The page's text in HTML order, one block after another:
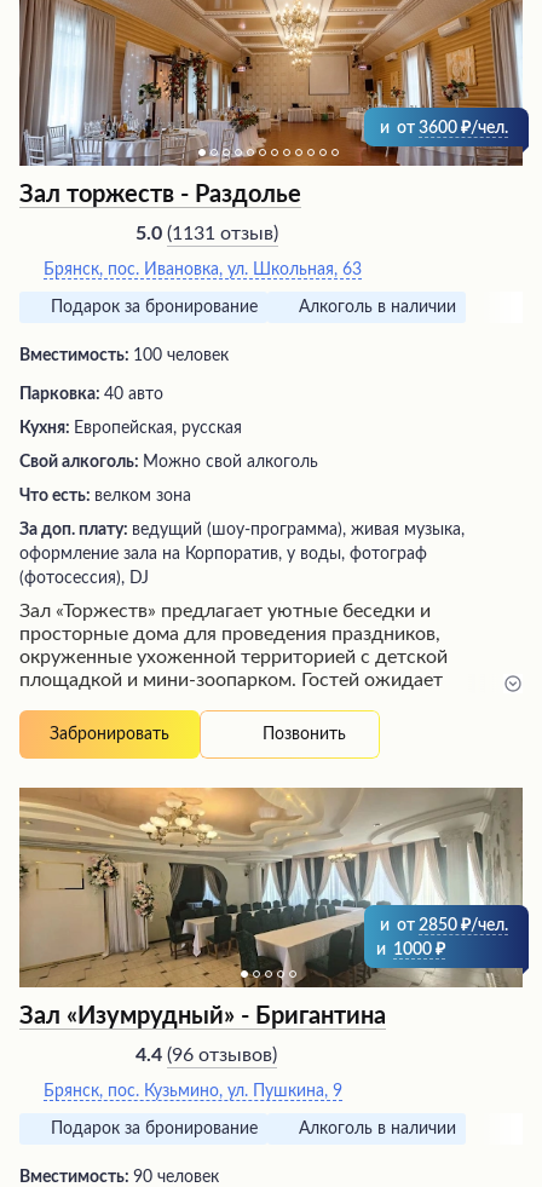
и от 3600 /чел.
Зал торжеств - Раздолье
5.0 (1131 отзыв)
Брянск, пос. Ивановка, ул. Школьная, 63
Подарок за бронирование Алкоголь в наличии
Вместимость: 100 человек
Парковка: 40 авто
Кухня: Европейская, русская
Свой алкоголь: Можно свой алкоголь
Что есть: велком зона
За доп. плату: ведущий (шоу-программа), живая музыка,
оформление зала на Корпоратив, у воды, фотограф
(фотосессия), DJ
Зал «Торжеств» предлагает уютные беседки и
просторные дома для проведения праздников,
окруженные ухоженной территорией с детской
площадкой и мини-зоопарком. Гостей ожидает
аккуратность в помещениях. Особым преимуществом
является наличие мангальной зоны с бесплатным
Посетители отмечают вкусную еду и отличное
обслуживание, что делает это место идеальным
выбором для незабываемого торжества в кругу
близких.
Забронировать Позвонить
и от 2850
/чел.
и 1000
Зал «Изумрудный» - Бригантина
4.4 (96 отзывов)
Брянск, пос. Кузьмино, ул. Пушкина, 9
Подарок за бронирование Алкоголь в наличии
Вместимость: 90 человек